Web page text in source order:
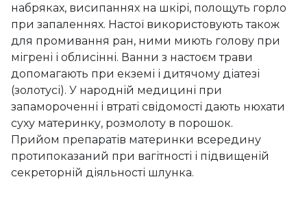
набряках, висипаннях на шкірі, полощуть горло
при запаленнях. Настої використовують також
для промивання ран, ними миють голову при
мігрені і облисінні. Ванни з настоєм трави
допомагають при екземі і дитячому діатезі
(золотусі). У народній медицині при
запамороченні і втраті свідомості дають нюхати
суху материнку, розмолоту в порошок.
Прийом препаратів материнки всередину
протипоказаний при вагітності і підвищеній
секреторній діяльності шлунка.